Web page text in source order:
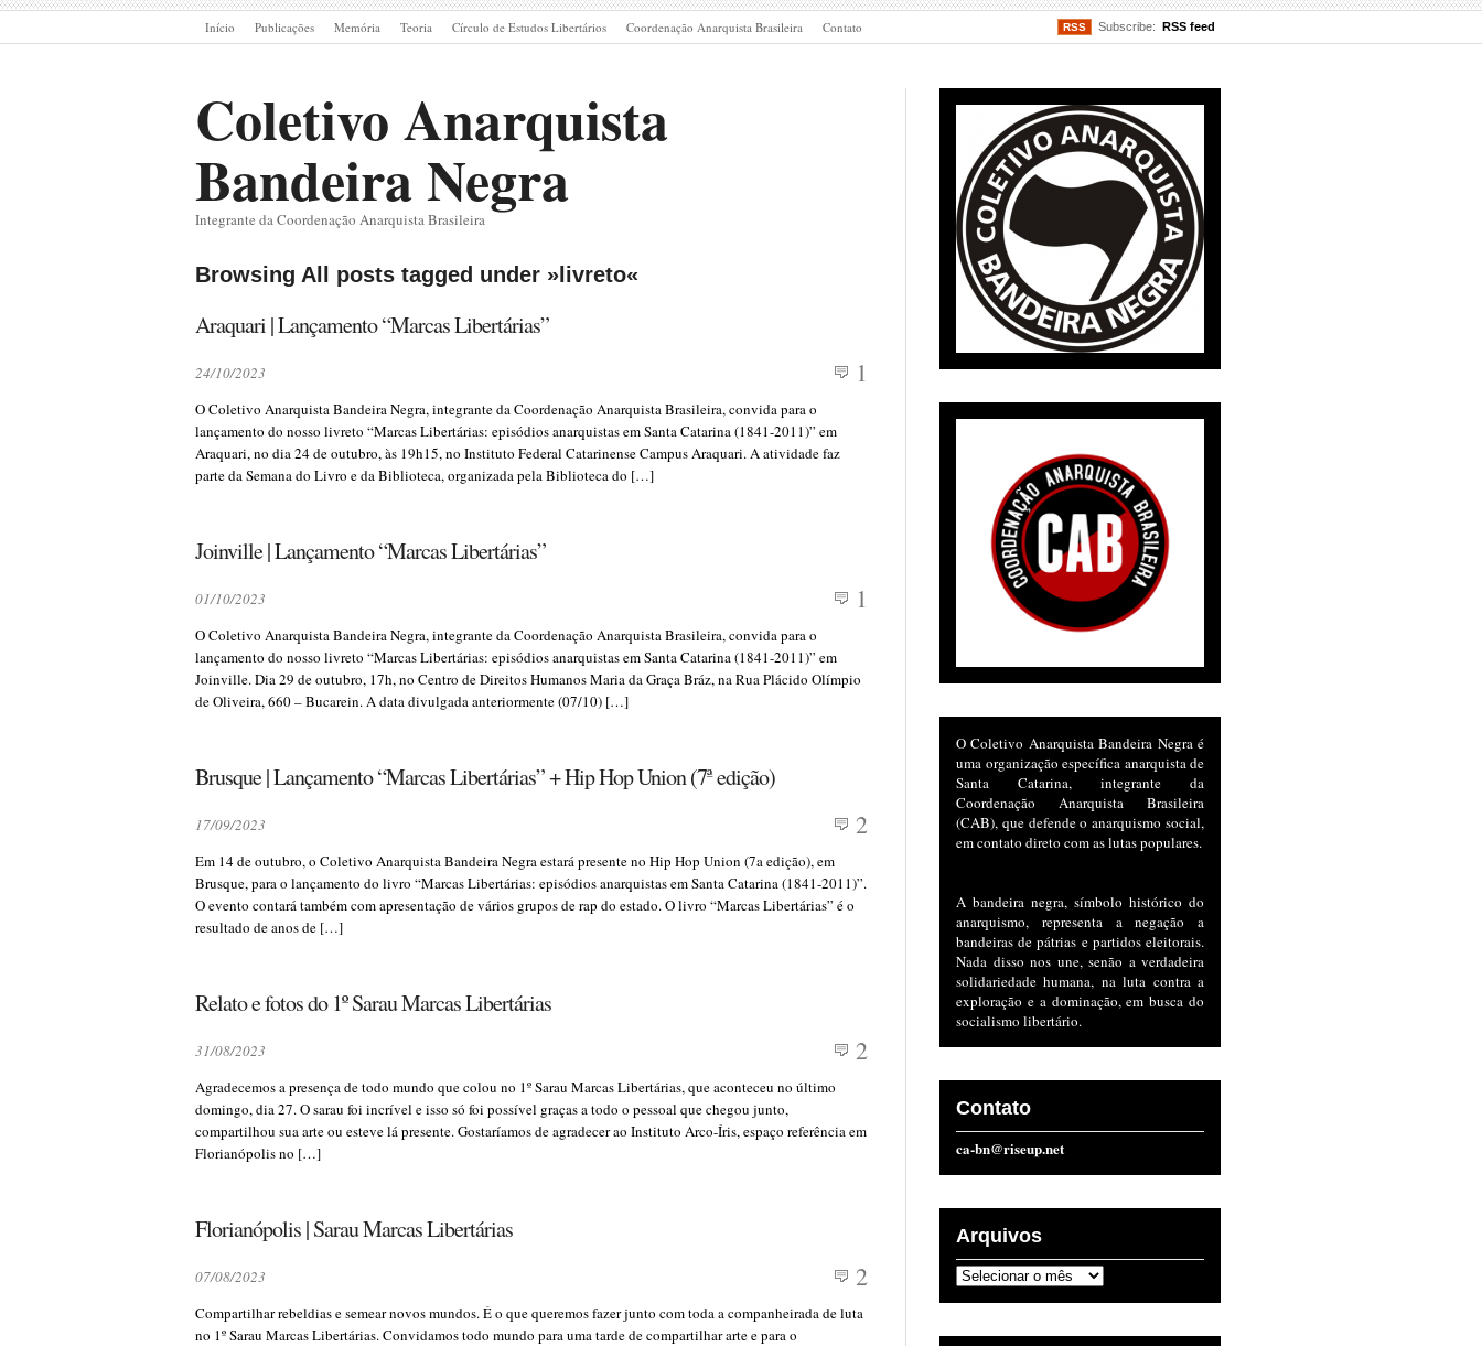
Início Publicações Memória Teoria Círculo de Estudos Libertários Coordenação Anarquista Brasileira Contato RSS Subscribe: RSS feed
Coletivo Anarquista
Bandeira Negra
Integrante da Coordenação Anarquista Brasileira
Browsing All posts tagged under »livreto«
Araquari | Lançamento “Marcas Libertárias”
24/10/2023 1
O Coletivo Anarquista Bandeira Negra, integrante da Coordenação Anarquista Brasileira, convida para o
lançamento do nosso livreto “Marcas Libertárias: episódios anarquistas em Santa Catarina (1841-2011)” em
Araquari, no dia 24 de outubro, às 19h15, no Instituto Federal Catarinense Campus Araquari. A atividade faz
parte da Semana do Livro e da Biblioteca, organizada pela Biblioteca do […]
Joinville | Lançamento “Marcas Libertárias”
01/10/2023 1
O Coletivo Anarquista Bandeira Negra, integrante da Coordenação Anarquista Brasileira, convida para o
lançamento do nosso livreto “Marcas Libertárias: episódios anarquistas em Santa Catarina (1841-2011)” em
Joinville. Dia 29 de outubro, 17h, no Centro de Direitos Humanos Maria da Graça Bráz, na Rua Plácido Olímpio
de Oliveira, 660 – Bucarein. A data divulgada anteriormente (07/10) […]
Brusque | Lançamento “Marcas Libertárias” + Hip Hop Union (7ª edição)
17/09/2023 2
Em 14 de outubro, o Coletivo Anarquista Bandeira Negra estará presente no Hip Hop Union (7a edição), em
Brusque, para o lançamento do livro “Marcas Libertárias: episódios anarquistas em Santa Catarina (1841-2011)”.
O evento contará também com apresentação de vários grupos de rap do estado. O livro “Marcas Libertárias” é o
resultado de anos de […]
Relato e fotos do 1º Sarau Marcas Libertárias
31/08/2023 2
Agradecemos a presença de todo mundo que colou no 1º Sarau Marcas Libertárias, que aconteceu no último
domingo, dia 27. O sarau foi incrível e isso só foi possível graças a todo o pessoal que chegou junto,
compartilhou sua arte ou esteve lá presente. Gostaríamos de agradecer ao Instituto Arco-Íris, espaço referência em
Florianópolis no […]
Florianópolis | Sarau Marcas Libertárias
07/08/2023 2
Compartilhar rebeldias e semear novos mundos. É o que queremos fazer junto com toda a companheirada de luta
no 1º Sarau Marcas Libertárias. Convidamos todo mundo para uma tarde de compartilhar arte e para o
O Coletivo Anarquista Bandeira Negra é
uma organização específica anarquista de
Santa Catarina, integrante da
Coordenação Anarquista Brasileira
(CAB), que defende o anarquismo social,
em contato direto com as lutas populares.
A bandeira negra, símbolo histórico do
anarquismo, representa a negação a
bandeiras de pátrias e partidos eleitorais.
Nada disso nos une, senão a verdadeira
solidariedade humana, na luta contra a
exploração e a dominação, em busca do
socialismo libertário.
Contato
ca-bn@riseup.net
Arquivos
Arquivos